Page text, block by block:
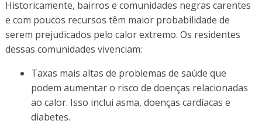
Historicamente, bairros e comunidades negras carentes
e com poucos recursos têm maior probabilidade de
serem prejudicados pelo calor extremo. Os residentes
dessas comunidades vivenciam:
Taxas mais altas de problemas de saúde que
podem aumentar o risco de doenças relacionadas
ao calor. Isso inclui asma, doenças cardíacas e
diabetes.